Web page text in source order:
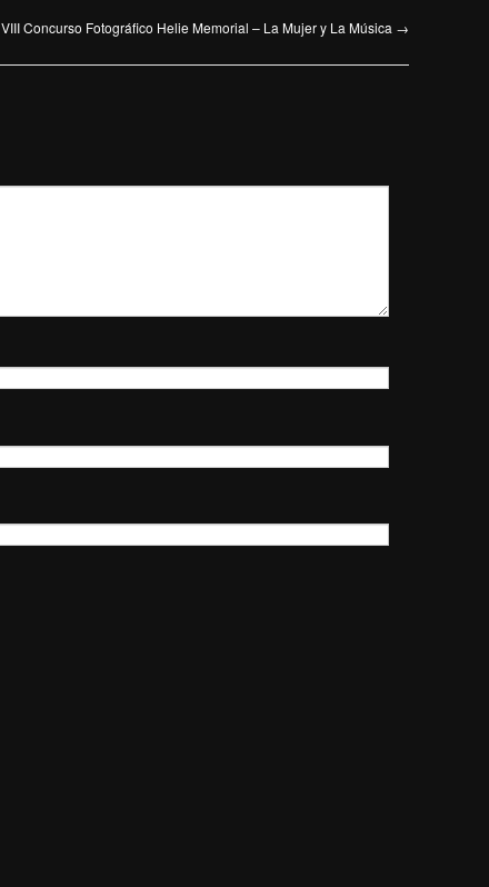
VIII Concurso Fotográfico Helie Memorial – La Mujer y La Música →